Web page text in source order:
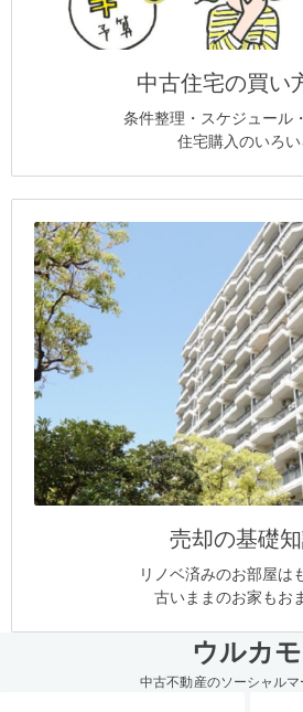
中古住宅の買い
条件整理・スケジュール
住宅購入のいろい
売却の基礎
リノベ済みのお部屋は
古いままのお家もお
ウルカモ
中古不動産のソーシャルマ